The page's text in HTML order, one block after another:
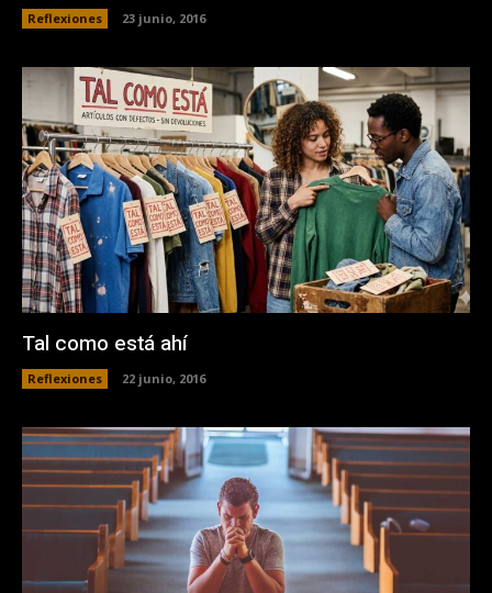
Reflexiones 23 junio, 2016
Tal como está ahí
Reflexiones 22 junio, 2016